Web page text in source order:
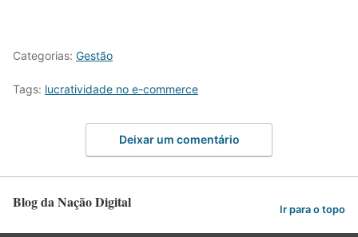
Categorias: Gestão
Tags: lucratividade no e-commerce
Deixar um comentário
Blog da Nação Digital Ir para o topo